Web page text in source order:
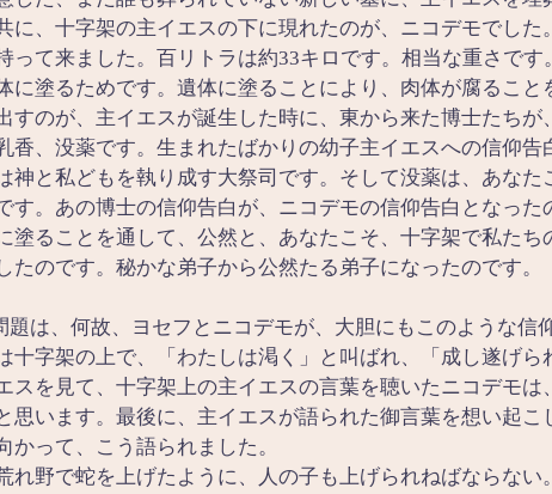
、十字架の主イエスの下に現れたのが、ニコデモでした
って来ました。百リトラは約33キロです。相当な重さで
に塗るためです。遺体に塗ることにより、肉体が腐るこ
すのが、主イエスが誕生した時に、東から来た博士たち
香、没薬です。生まれたばかりの幼子主イエスへの信仰
神と私どもを執り成す大祭司です。そして没薬は、あな
す。あの博士の信仰告白が、ニコデモの信仰告白となっ
塗ることを通して、公然と、あなたこそ、十字架で私た
たのです。秘かな弟子から公然たる弟子になったのです。
題は、何故、ヨセフとニコデモが、大胆にもこのような信
十字架の上で、「わたしは渇く」と叫ばれ、「成し遂げ
スを見て、十字架上の主イエスの言葉を聴いたニコデモ
思います。最後に、主イエスが語られた御言葉を想い起こ
かって、こう語られました。
れ野で蛇を上げたように、人の子も上げられねばならな